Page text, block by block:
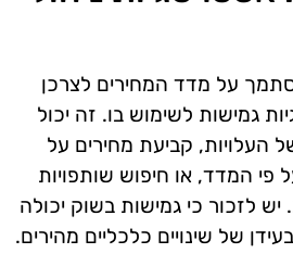
על מדד המחירים לצרכן
גמישות לשימוש בו. זה יכול
העלויות, קביעת מחירים על
פי המדד, או חיפוש שותפויות
יש לזכור כי גמישות בשוק יכולה
של שינויים כלכליים מהירים.